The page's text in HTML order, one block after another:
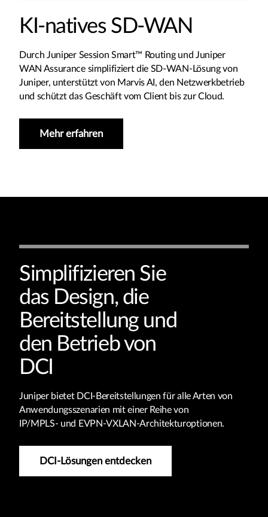
KI-natives SD-WAN
Durch Juniper Session Smart™ Routing und Juniper
WAN Assurance simplifiziert die SD-WAN-Lösung von
Juniper, unterstützt von Marvis AI, den Netzwerkbetrieb
und schützt das Geschäft vom Client bis zur Cloud.
Mehr erfahren
Simplifizieren Sie
das Design, die
Bereitstellung und
den Betrieb von
DCI
Juniper bietet DCI-Bereitstellungen für alle Arten von
Anwendungsszenarien mit einer Reihe von
IP/MPLS- und EVPN-VXLAN-Architekturoptionen.
DCI-Lösungen entdecken